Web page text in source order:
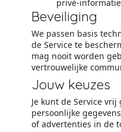
privé-
Beveiliging
We passen basis
de Service te
mag nooit worden
vertrouwelijke
Jouw keuzes
Je kunt de Service
persoonlijke
of advertenties in de